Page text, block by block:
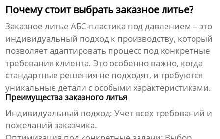
Почему стоит выбрать заказное литье?
Заказное литье АБС-пластика под давлением – это
индивидуальный подход к производству, который
позволяет адаптировать процесс под конкретные
требования клиента. Это особенно важно, когда
стандартные решения не подходят, и требуются
уникальные детали с особыми характеристиками.
Преимущества заказного литья
Индивидуальный подход: Учет всех требований и
пожеланий заказчика.